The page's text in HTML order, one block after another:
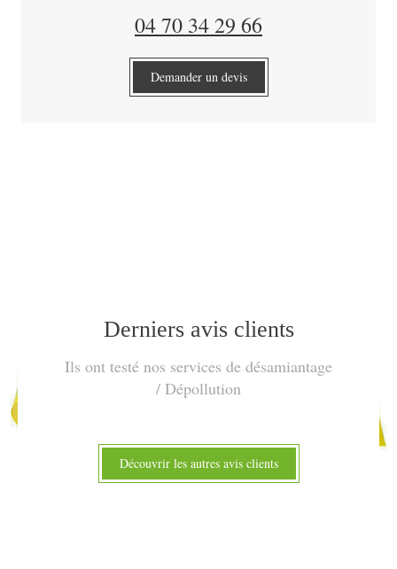
04 70 34 29 66
Demander un devis
Derniers avis clients
Ils ont testé nos services de désamiantage
/ Dépollution
Découvrir les autres avis clients